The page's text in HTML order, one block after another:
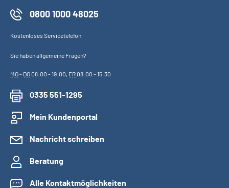
0800 1000 48025
Kostenloses Servicetelefon
Sie haben allgemeine Fragen?
MO- DO08:00 - 19:00, FR08:00 - 15:30
0335 551-1295
Mein Kundenportal
Nachricht schreiben
Beratung
Alle Kontaktmöglichkeiten